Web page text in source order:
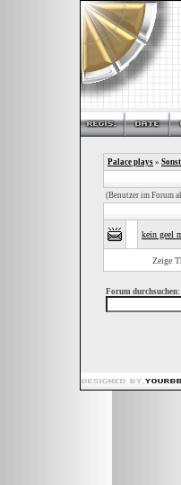
Palace plays »
(Benutzer im Forum
kein geel
Zeige
Forum durchsuchen: